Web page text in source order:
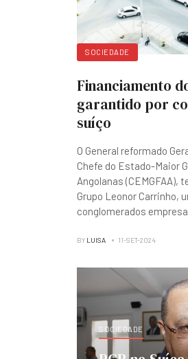
SOCIEDADE
Financiamento
garantido por
suíço
O General reformado
Chefe do Estado-Maior
Angolanas
Grupo Leonor Carrinho,
conglomerados
BY LUISA 11-SET-2024
SOCIEDADE